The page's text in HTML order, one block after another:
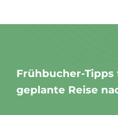
Frühbucher-Tipps
geplante Reise